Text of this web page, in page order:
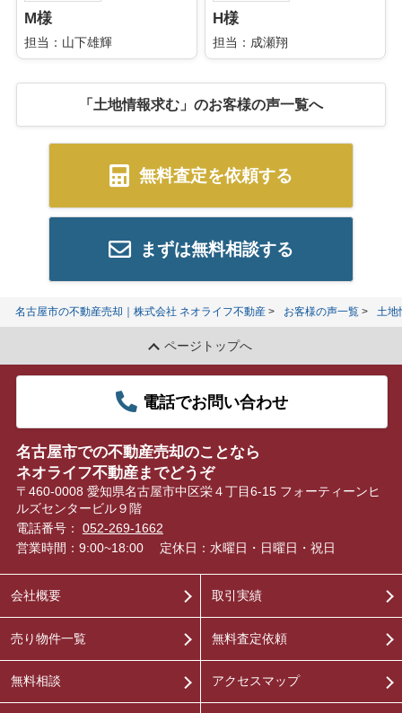
M様
担当：山下雄輝
H様
担当：成瀬翔
「土地情報求む」のお客様の声一覧へ
無料査定を依頼する
まずは無料相談する
名古屋市の不動産売却｜株式会社 ネオライフ不動産 お客様の声一覧 土地
ページトップへ
電話でお問い合わせ
名古屋市での不動産売却のことなら
ネオライフ不動産までどうぞ
〒460-0008 愛知県名古屋市中区栄４丁目6-15 フォーティーンヒ
ルズセンタービル９階
電話番号： 052-269-1662
営業時間：9:00~18:00
定休日：水曜日・日曜日・祝日
会社概要
売り物件一覧
無料相談
取引実績
無料査定依頼
アクセスマップ